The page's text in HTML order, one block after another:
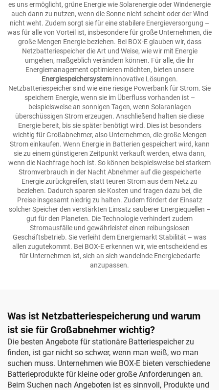
es uns ermöglicht, grüne Energie wie Solarenergie oder Windenergie
auch dann zu nutzen, wenn die Sonne nicht scheint oder der Wind
nicht weht. Zudem sorgt sie für eine stabilere Energieversorgung –
was für alle von Vorteil ist, insbesondere für große Unternehmen, die
große Mengen Energie beziehen. Bei BOX-E glauben wir, dass
Netzbatteriespeicher die Art und Weise, wie wir mit Energie
umgehen, maßgeblich verändern können. Für alle, die ihr
Energiemanagement optimieren möchten, bieten unsere
Energiespeichersystem innovative Lösungen.
Netzbatteriespeicher sind wie eine riesige Powerbank für Strom. Sie
speichern Energie, wenn sie im Überfluss vorhanden ist –
beispielsweise an sonnigen Tagen, wenn Solaranlagen
überschüssigen Strom erzeugen. Anschließend halten sie diese
Energie bereit, bis sie später benötigt wird. Dies ist besonders
wichtig für Großabnehmer, also Unternehmen, die große Mengen
Strom einkaufen. Wenn Energie in Batterien gespeichert wird, kann
sie zu einem günstigeren Zeitpunkt verkauft werden, etwa dann,
wenn die Nachfrage hoch ist. So können beispielsweise bei starkem
Stromverbrauch in der Nacht Abnehmer auf die gespeicherte
Energie zurückgreifen, statt teuren Strom aus dem Netz zu
beziehen. Dadurch sparen sie Kosten und tragen dazu bei, die
Preise insgesamt niedrig zu halten. Zudem fördert der Einsatz
solcher Speicher den verstärkten Einsatz sauberer Energiequellen –
gut für den Planeten. Die Technologie verhindert zudem
Stromausfälle und gewährleistet einen reibungslosen
Geschäftsbetrieb. Sie verleiht dem Energiemarkt Stabilität – was
allen zugutekommt. Bei BOX-E erkennen wir, wie entscheidend es
für Unternehmen ist, sich an sich wandelnde Energiebedarfe
anzupassen.
Was ist Netzbatteriespeicherung und warum
ist sie für Großabnehmer wichtig?
Die besten Angebote für stationäre Batteriespeicher zu
finden, ist gar nicht so schwer, wenn man weiß, wo man
suchen muss. Unternehmen wie BOX-E bieten verschiedene
Batterieprodukte für kleine oder große Anforderungen an.
Beim Suchen nach Angeboten ist es sinnvoll, Produkte und